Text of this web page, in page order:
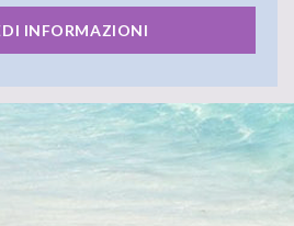
INFORMAZIONI